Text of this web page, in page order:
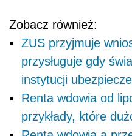
Zobacz również:
ZUS przyjmuje
przysługuje gdy
instytucji
Renta wdowia od
przykłady, które